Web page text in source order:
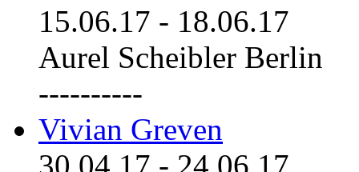
15.06.17 - 18.06.17
Aurel Scheibler Berlin
----------
Vivian Greven
30.04.17 - 24.06.17